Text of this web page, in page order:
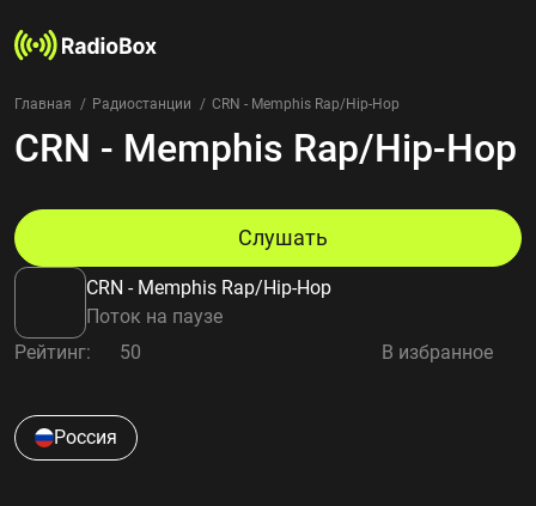
Радиостанции
Страны
Избранное
О нас
Добавить радиостанцию
Конфиденциальность
Главная Радиостанции CRN - Memphis Rap/Hip-Hop
CRN - Memphis Rap/Hip-Hop
CRN - Memphis Rap/Hip-Hop
Поток на паузе
Слушать
Рейтинг: 50 В избранное
Россия